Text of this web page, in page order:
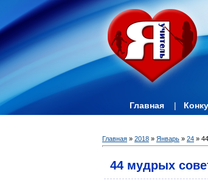
Главная |
Главная » 2018 » Январь » 24 »
44 мудрых